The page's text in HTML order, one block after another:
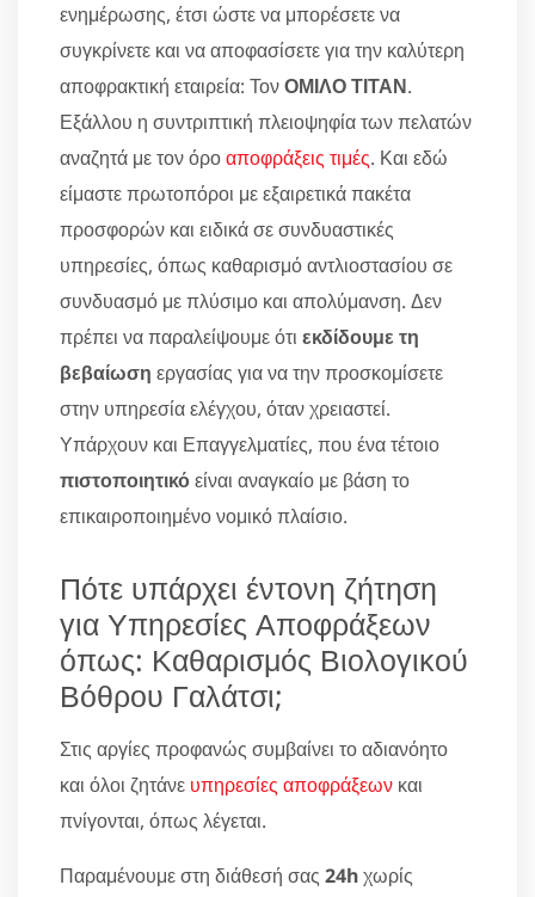
ενημέρωσης, έτσι ώστε να μπορέσετε να
συγκρίνετε και να αποφασίσετε για την καλύτερη
αποφρακτική εταιρεία: ΤονΟΜΙΛΟ ΤΙΤΑΝ.
Εξάλλου η συντριπτική πλειοψηφία των πελατών
αναζητά με τον όροαποφράξεις τιμές. Και εδώ
είμαστε πρωτοπόροι με εξαιρετικά πακέτα
προσφορών και ειδικά σε συνδυαστικές
υπηρεσίες, όπως καθαρισμό αντλιοστασίου σε
συνδυασμό με πλύσιμο και απολύμανση. Δεν
πρέπει να παραλείψουμε ότι εκδίδουμε τη
βεβαίωση εργασίας για να την προσκομίσετε
στην υπηρεσία ελέγχου, όταν χρειαστεί.
Υπάρχουν και Επαγγελματίες, που ένα τέτοιο
πιστοποιητικόείναι αναγκαίο με βάση το
επικαιροποιημένο νομικό πλαίσιο.
Πότε υπάρχει έντονη ζήτηση
για Υπηρεσίες Αποφράξεων
όπως: Καθαρισμός Βιολογικού
Βόθρου Γαλάτσι;
Στις αργίες προφανώς συμβαίνει το αδιανόητο
και όλοι ζητάνε υπηρεσίες αποφράξεων και
πνίγονται, όπως λέγεται.
Παραμένουμε στη διάθεσή σας 24hχωρίς